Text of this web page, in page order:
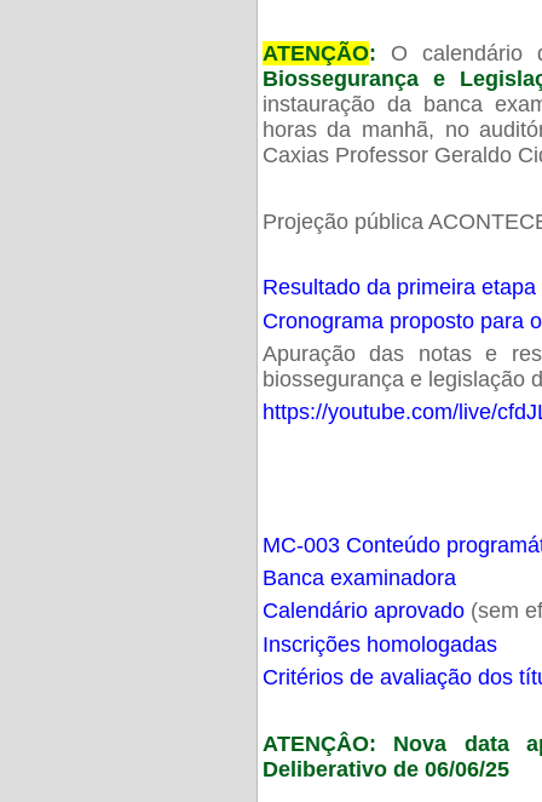
ATENÇÃO: O calendário
Biossegurança e
instauração da banca
horas da manhã, no
Caxias Professor Geraldo
Projeção pública
Resultado da primeira
Cronograma proposto para
Apuração das notas e
biossegurança e legislação
https://youtube.com/live/
MC-003 Conteúdo
Banca examinadora
Calendário aprovado(sem
Inscrições homologadas
Critérios de avaliação dos
ATENÇÂO: Nova data
Deliberativo de 06/06/25